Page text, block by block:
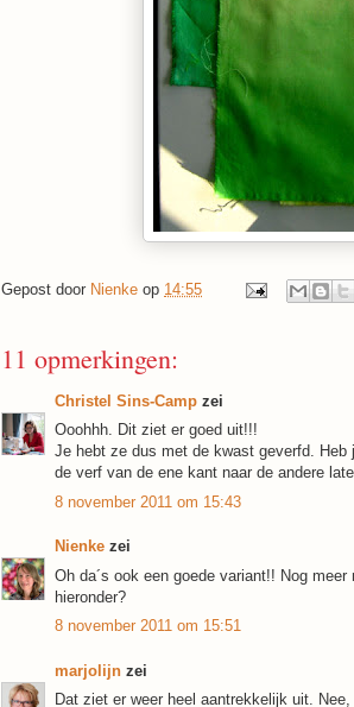
Gepost door Nienke op 14:55
11 opmerkingen:
Christel Sins-Camp zei
Ooohhh. Dit ziet er goed uit!!!
Je hebt ze dus met de kwast geverfd. Heb
de verf van de ene kant naar de andere
8 november 2011 om 15:43
Nienke zei
Oh da´s ook een goede variant!! Nog
hieronder?
8 november 2011 om 15:51
marjolijn zei
Dat ziet er weer heel aantrekkelijk uit.